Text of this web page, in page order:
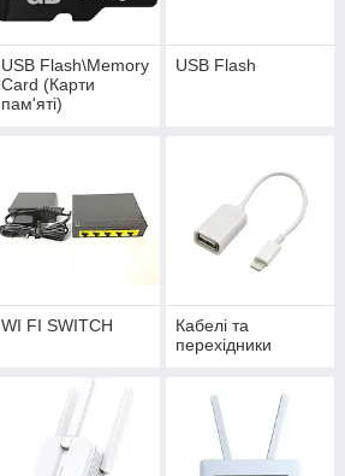
USB Flash\Memory
Card (Карти
пам'яті)
USB Flash
WI FI SWITCH
Кабелі та
перехідники